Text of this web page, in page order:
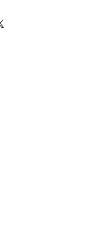
de livros pelo site estão